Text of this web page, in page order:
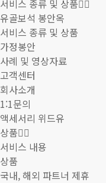
서비스 종류 및 상품
유골보석 봉안옥
서비스 종류 및 상품
가정봉안
사례 및 영상자료
고객센터
회사소개
1:1문의
액세서리 위드유
상품
서비스 내용
상품
국내, 해외 파트너 제휴